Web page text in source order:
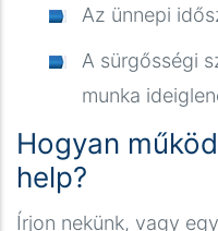
Az ünnepi
A sürgősségi
munka
Hogyan
help?
Írjon nekünk, vagy